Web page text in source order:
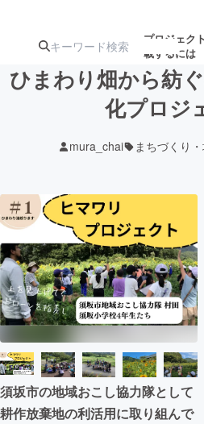
プロジェク
載するには
ターン
ジェクト
アート・写真
テクノロジー・ガジェッ
映像・映画
ビジネス・起業
まちづくり・地域活性化
ひまわり畑から紡
化プロジ
mura_chai まちづくり
須坂市の地域おこし協力隊として
耕作放棄地の利活用に取り組んで